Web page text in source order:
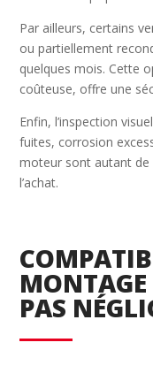
Par ailleurs, certains
ou partiellement
quelques mois. Cette
coûteuse, offre une
Enfin, l’inspection
fuites, corrosion
moteur sont autant de
l’achat.
MONTAGE
PAS